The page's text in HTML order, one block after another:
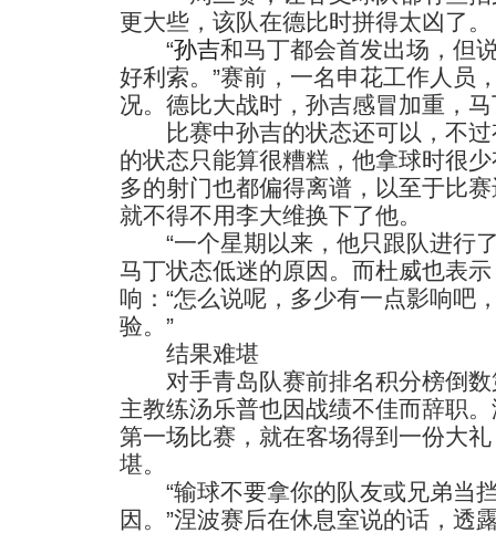
更大些，该队在德比时拼得太凶了。
“孙吉和马丁都会首发出场，但
好利索。”赛前，一名申花工作人员
况。德比大战时，孙吉感冒加重，
比赛中孙吉的状态还可以，不过
的状态只能算很糟糕，他拿球时很
多的射门也都偏得离谱，以至于比
就不得不用李大维换下了他。
“一个星期以来，他只跟队进行了
马丁状态低迷的原因。而杜威也表
响：“怎么说呢，多少有一点影响吧
验。”
结果难堪
对手青岛队赛前排名积分榜倒数
主教练汤乐普也因战绩不佳而辞职
第一场比赛，就在客场得到一份大
堪。
“输球不要拿你的队友或兄弟当
因。”涅波赛后在休息室说的话，透